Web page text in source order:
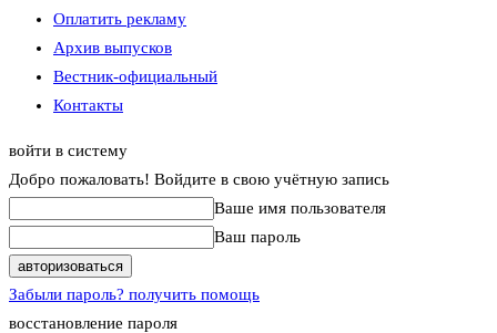
Оплатить рекламу
Архив выпусков
Вестник-официальный
Контакты
войти в систему
Добро пожаловать! Войдите в свою учётную запись
Ваше имя пользователя
Ваш пароль
Забыли пароль? получить помощь
восстановление пароля